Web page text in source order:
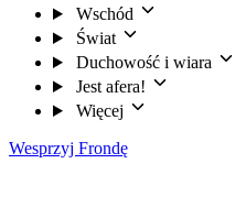
Wschód
Świat
Duchowość i wiara
Jest afera!
Więcej
Wesprzyj Frondę